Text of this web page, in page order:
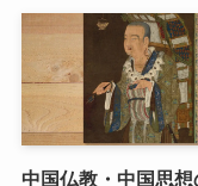
インド・スリラン
第一次インド遠
中国仏教・中国思想